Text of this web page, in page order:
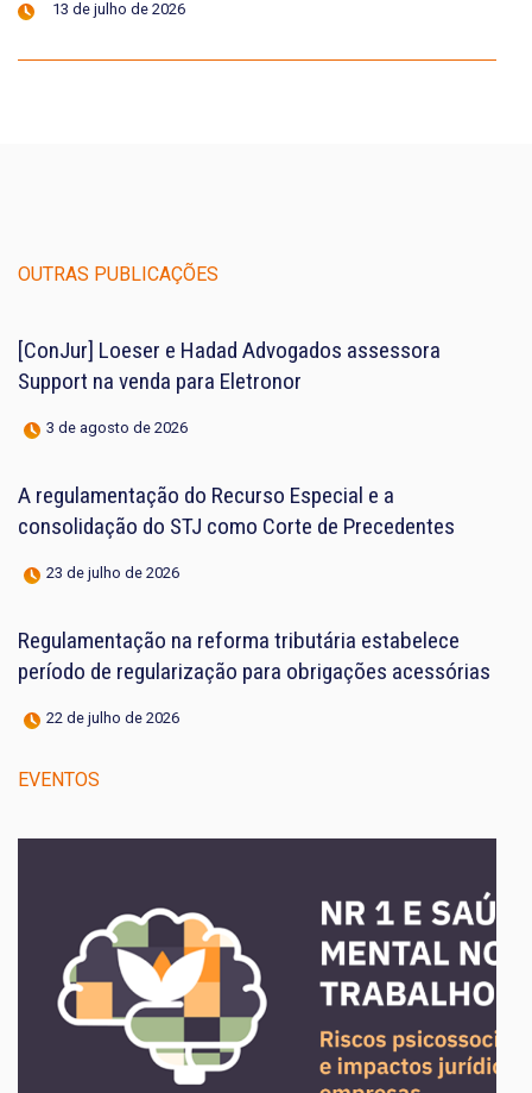
13 de julho de 2026
OUTRAS PUBLICAÇÕES
[ConJur] Loeser e Hadad Advogados assessora
Support na venda para Eletronor
3 de agosto de 2026
A regulamentação do Recurso Especial e a
consolidação do STJ como Corte de Precedentes
23 de julho de 2026
Regulamentação na reforma tributária estabelece
período de regularização para obrigações acessórias
22 de julho de 2026
EVENTOS